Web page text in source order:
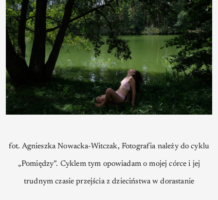
fot. Agnieszka Nowacka-Witczak, Fotografia należy do cyklu
„Pomiędzy”. Cyklem tym opowiadam o mojej córce i jej
trudnym czasie przejścia z dzieciństwa w dorastanie